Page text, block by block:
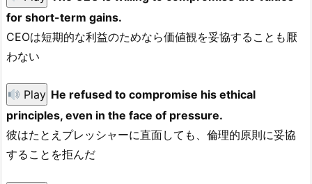
for short-term gains.
CEOは短期的な利益のためなら価値観を妥協することも厭
わない
Play He refused to compromise his ethical
principles, even in the face of pressure.
彼はたとえプレッシャーに直面しても、倫理的原則に妥協
することを拒んだ